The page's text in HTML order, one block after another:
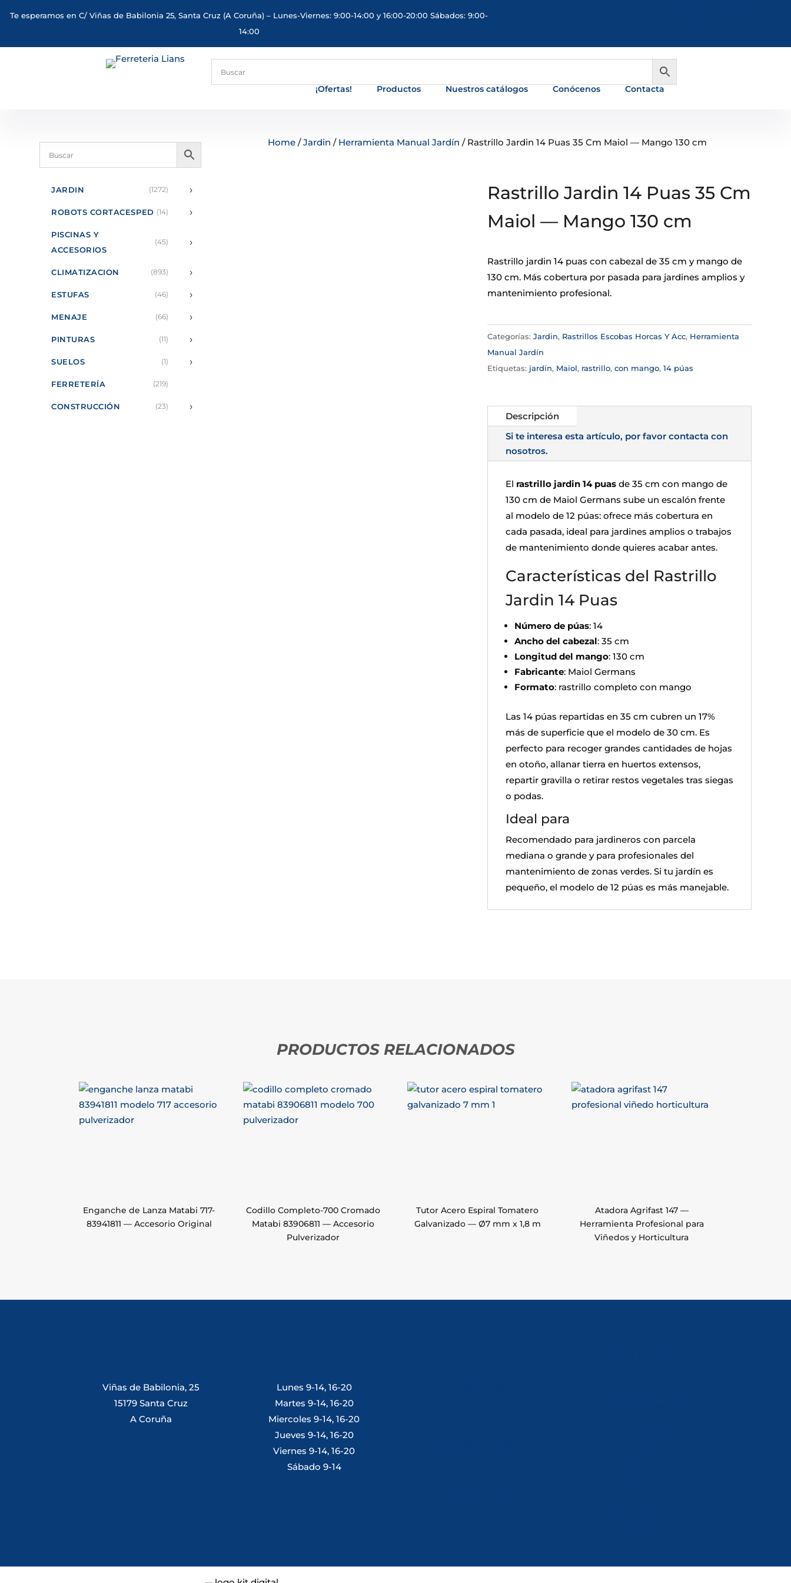
Te esperamos en C/ Viñas de Babilonia 25, Santa Cruz (A Coruña) – Lunes-Viernes: 9:00-14:00 y 16:00-20:00 Sábados: 9:00-
14:00
¡Ofertas! Productos Nuestros catálogos Conócenos Contacta
JARDIN (1272) ›
ROBOTS CORTACESPED (14) ›
PISCINAS Y
ACCESORIOS
(45) ›
CLIMATIZACION (893) ›
ESTUFAS (46) ›
MENAJE (66) ›
PINTURAS (11) ›
SUELOS (1) ›
FERRETERÍA (219)
CONSTRUCCIÓN (23) ›
Home/Jardin / Herramienta Manual Jardín / Rastrillo Jardin 14 Puas 35 Cm Maiol — Mango 130 cm
Rastrillo Jardin 14 Puas 35 Cm
Maiol — Mango 130 cm
Rastrillo jardin 14 puas con cabezal de 35 cm y mango de
130 cm. Más cobertura por pasada para jardines amplios y
mantenimiento profesional.
Categorías: Jardin, Rastrillos Escobas Horcas Y Acc, Herramienta
Manual Jardín
Etiquetas: jardín, Maiol, rastrillo, con mango, 14 púas
Descripción
Si te interesa esta artículo, por favor contacta con
nosotros.
El rastrillo jardin 14 puasde 35 cm con mango de
130 cm de Maiol Germans sube un escalón frente
al modelo de 12 púas: ofrece más cobertura en
cada pasada, ideal para jardines amplios o trabajos
de mantenimiento donde quieres acabar antes.
Características del Rastrillo
Jardin 14 Puas
Número de púas: 14
Ancho del cabezal: 35 cm
Longitud del mango: 130 cm
Fabricante: Maiol Germans
Formato: rastrillo completo con mango
Las 14 púas repartidas en 35 cm cubren un 17%
más de superficie que el modelo de 30 cm. Es
perfecto para recoger grandes cantidades de hojas
en otoño, allanar tierra en huertos extensos,
repartir gravilla o retirar restos vegetales tras siegas
o podas.
Ideal para
Recomendado para jardineros con parcela
mediana o grande y para profesionales del
mantenimiento de zonas verdes. Si tu jardín es
pequeño, el modelo de 12 púas es más manejable.
PRODUCTOS RELACIONADOS
Enganche de Lanza Matabi 717-
83941811 — Accesorio Original
Codillo Completo-700 Cromado
Matabi 83906811 — Accesorio
Pulverizador
Tutor Acero Espiral Tomatero
Galvanizado — Ø7 mm x 1,8 m
Atadora Agrifast 147 —
Herramienta Profesional para
Viñedos y Horticultura
Viñas de Babilonia, 25
15179 Santa Cruz
A Coruña
Lunes 9-14, 16-20
Martes 9-14, 16-20
Miercoles 9-14, 16-20
Jueves 9-14, 16-20
Viernes 9-14, 16-20
Sábado 9-14